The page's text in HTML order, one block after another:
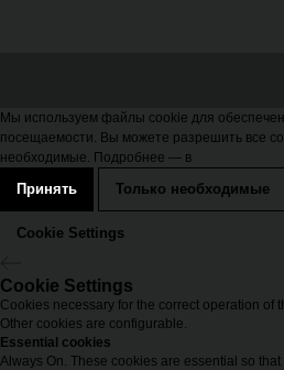
Мы используем файлы cookie для
посещаемости. Вы можете разрешить все
необходимые. Подробнее — в
Принять Только необходимые
Cookie Settings
Cookie Settings
Cookies necessary for the correct operation of
Other cookies are configurable.
Essential cookies
Always On. These cookies are essential so